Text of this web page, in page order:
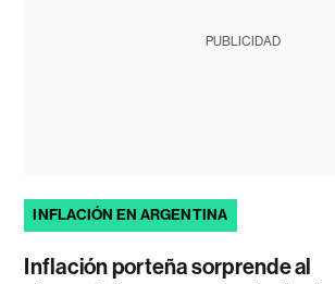
PUBLICIDAD
INFLACIÓN EN ARGENTINA
Inflación porteña sorprende al